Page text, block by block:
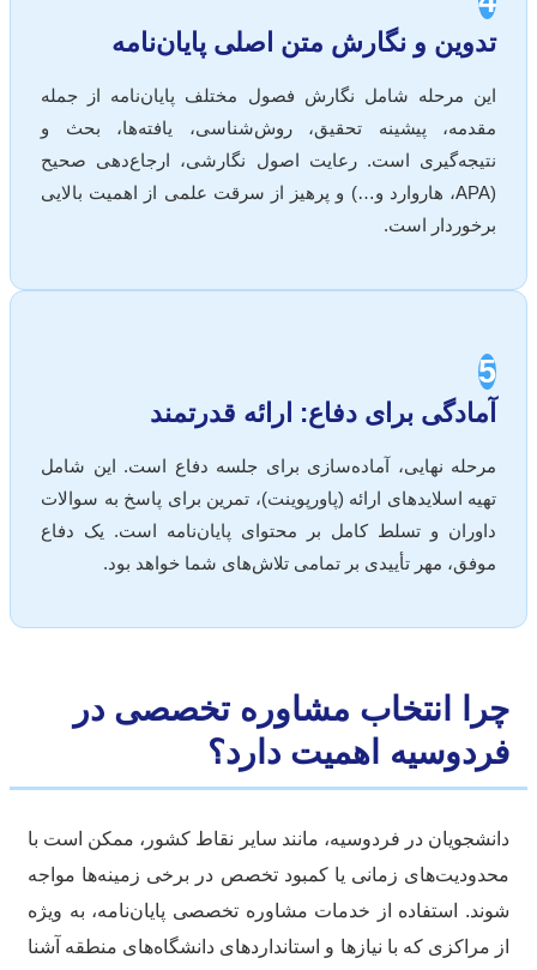
تدوین و نگارش متن اصلی پایان‌نامه
این مرحله شامل نگارش فصول مختلف پایان‌نامه از جمله
مقدمه، پیشینه تحقیق، روش‌شناسی، یافته‌ها، بحث و
نتیجه‌گیری است. رعایت اصول نگارشی، ارجاع‌دهی صحیح
(APA، هاروارد و…) و پرهیز از سرقت علمی از اهمیت بالایی
برخوردار است.
آمادگی برای دفاع: ارائه قدرتمند
مرحله نهایی، آماده‌سازی برای جلسه دفاع است. این شامل
تهیه اسلایدهای ارائه (پاورپوینت)، تمرین برای پاسخ به سوالات
داوران و تسلط کامل بر محتوای پایان‌نامه است. یک دفاع
موفق، مهر تأییدی بر تمامی تلاش‌های شما خواهد بود.
انتخاب مشاوره تخصصی در
اهمیت دارد؟
در فردوسیه، مانند سایر نقاط کشور، ممکن است با
زمانی یا کمبود تخصص در برخی زمینه‌ها مواجه
استفاده از خدمات مشاوره تخصصی پایان‌نامه، به ویژه
مراکزی که با نیازها و استانداردهای دانشگاه‌های منطقه آشنا